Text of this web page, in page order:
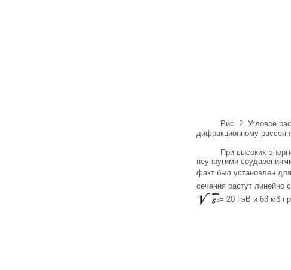
Рис. 2. Угловое
дифракционному
При высоких
неупругими
факт был установлен
сечения растут линейно с
= 20 ГэВ и 63 мб